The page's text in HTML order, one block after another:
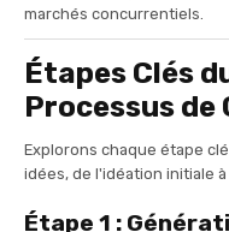
marchés concurrentiels.
Étapes Clés
Processus de
Explorons chaque étape
idées, de l'idéation initiale
Étape 1 :